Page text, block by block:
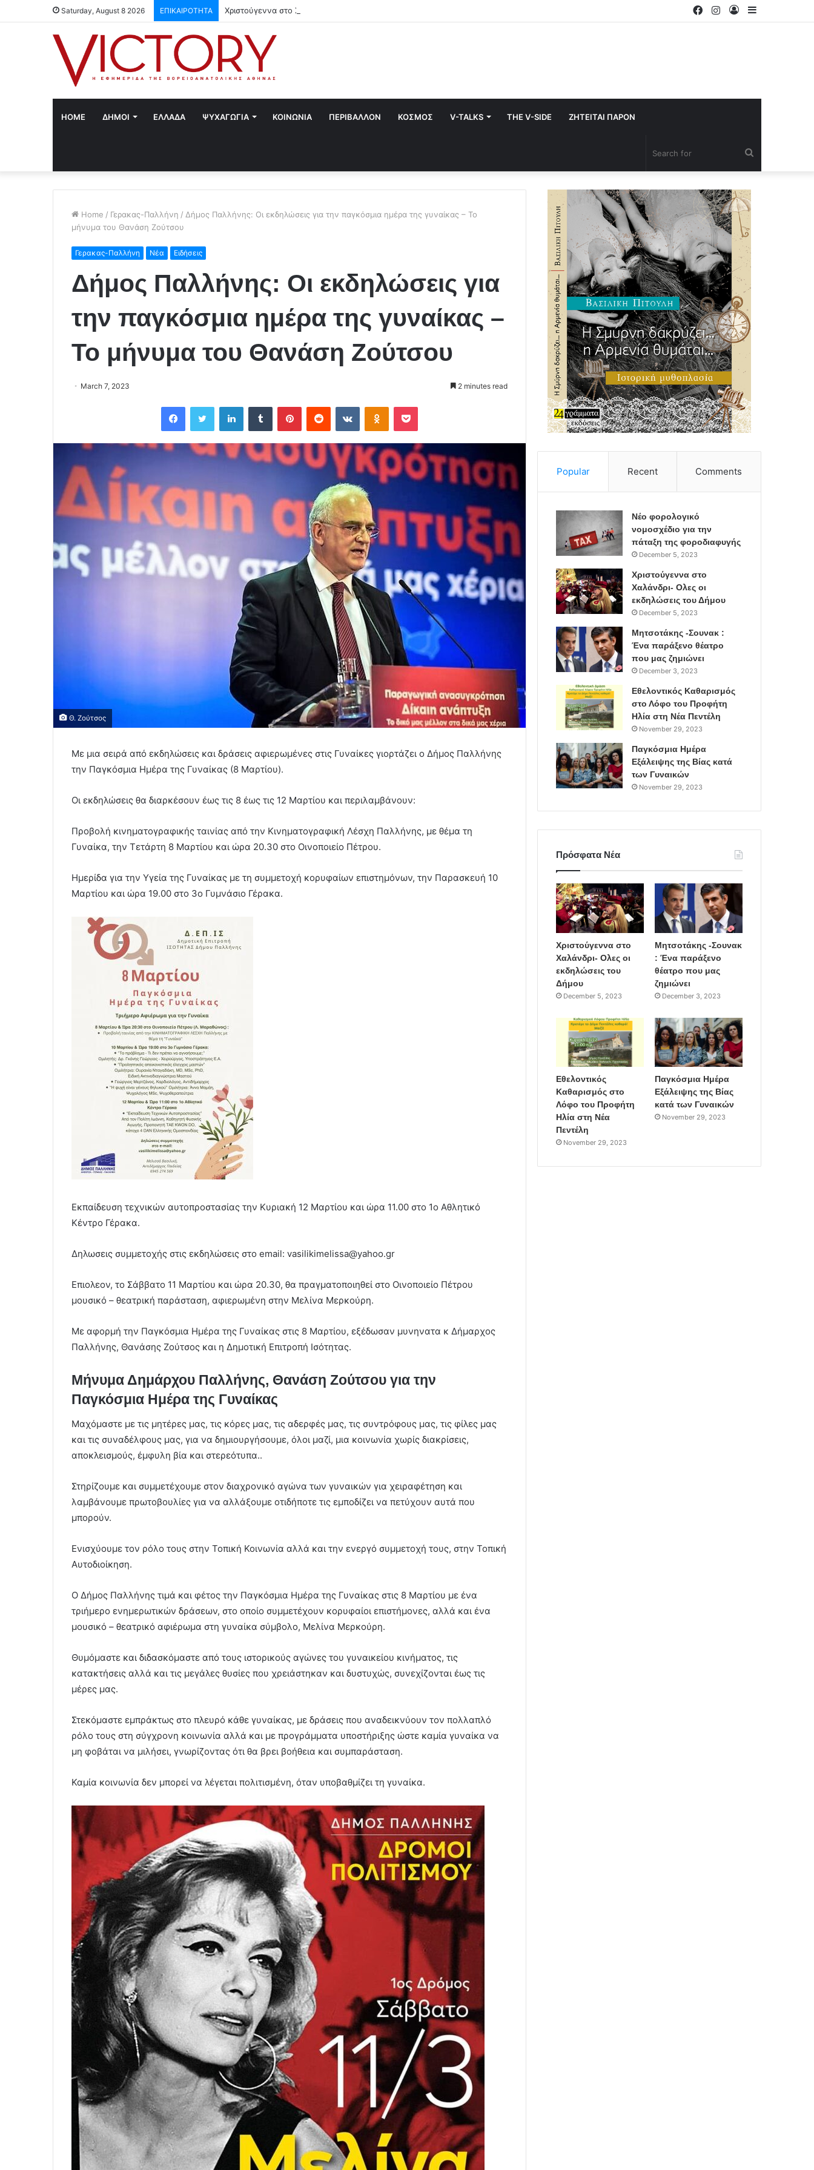
Saturday, August 8 2026 ΕΠΙΚΑΙΡΟΤΗΤΑ Χριστούγεννα στο Χαλάνδρι- Ολες οι εκδηλώσεις του Δήμου
Log
Instagram
Facebook
HOME ΔΗΜΟΙ ΕΛΛΑΔΑ ΨΥΧΑΓΩΓΙΑ ΚΟΙΝΩΝΙΑ ΠΕΡΙΒΑΛΛΟΝ ΚΟΣΜΟΣ V-TALKS THE V-SIDE ΖΗΤΕΙΤΑΙ ΠΑΡΟΝ
Home / Γερακας-Παλλήνη / Δήμος Παλλήνης: Οι εκδηλώσεις για την παγκόσμια ημέρα της γυναίκας – Το
μήνυμα του Θανάση Ζούτσου
Γερακας-Παλλήνη Νέα Ειδήσεις
Δήμος Παλλήνης: Οι εκδηλώσεις για
την παγκόσμια ημέρα της γυναίκας –
Το μήνυμα του Θανάση Ζούτσου
March 7, 2023 2 minutes read
Θ. Ζούτσος
Με μια σειρά από εκδηλώσεις και δράσεις αφιερωμένες στις Γυναίκες γιορτάζει ο Δήμος Παλλήνης
την Παγκόσμια Ημέρα της Γυναίκας (8 Μαρτίου).
Οι εκδηλώσεις θα διαρκέσουν έως τις 8 έως τις 12 Μαρτίου και περιλαμβάνουν:
Προβολή κινηματογραφικής ταινίας από την Κινηματογραφική Λέσχη Παλλήνης, με θέμα τη
Γυναίκα, την Τετάρτη 8 Μαρτίου και ώρα 20.30 στο Οινοποιείο Πέτρου.
Ημερίδα για την Υγεία της Γυναίκας με τη συμμετοχή κορυφαίων επιστημόνων, την Παρασκευή 10
Μαρτίου και ώρα 19.00 στο 3ο Γυμνάσιο Γέρακα.
Εκπαίδευση τεχνικών αυτοπροστασίας την Κυριακή 12 Μαρτίου και ώρα 11.00 στο 1ο Αθλητικό
Κέντρο Γέρακα.
Δηλωσεις συμμετοχής στις εκδηλώσεις στο email: vasilikimelissa@yahoo.gr
Επιολεον, το Σάββατο 11 Μαρτίου και ώρα 20.30, θα πραγματοποιηθεί στο Οινοποιείο Πέτρου
μουσικό – θεατρική παράσταση, αφιερωμένη στην Μελίνα Μερκούρη.
Με αφορμή την Παγκόσμια Ημέρα της Γυναίκας στις 8 Μαρτίου, εξέδωσαν μυνηνατα κ Δήμαρχος
Παλλήνης, Θανάσης Ζούτσος και η Δημοτική Επιτροπή Ισότητας.
Μήνυμα Δημάρχου Παλλήνης, Θανάση Ζούτσου για την
Παγκόσμια Ημέρα της Γυναίκας
Μαχόμαστε με τις μητέρες μας, τις κόρες μας, τις αδερφές μας, τις συντρόφους μας, τις φίλες μας
και τις συναδέλφους μας, για να δημιουργήσουμε, όλοι μαζί, μια κοινωνία χωρίς διακρίσεις,
αποκλεισμούς, έμφυλη βία και στερεότυπα..
Στηρίζουμε και συμμετέχουμε στον διαχρονικό αγώνα των γυναικών για χειραφέτηση και
λαμβάνουμε πρωτοβουλίες για να αλλάξουμε οτιδήποτε τις εμποδίζει να πετύχουν αυτά που
μπορούν.
Ενισχύουμε τον ρόλο τους στην Τοπική Κοινωνία αλλά και την ενεργό συμμετοχή τους, στην Τοπική
Αυτοδιοίκηση.
Ο Δήμος Παλλήνης τιμά και φέτος την Παγκόσμια Ημέρα της Γυναίκας στις 8 Μαρτίου με ένα
τριήμερο ενημερωτικών δράσεων, στο οποίο συμμετέχουν κορυφαίοι επιστήμονες, αλλά και ένα
μουσικό – θεατρικό αφιέρωμα στη γυναίκα σύμβολο, Μελίνα Μερκούρη.
Θυμόμαστε και διδασκόμαστε από τους ιστορικούς αγώνες του γυναικείου κινήματος, τις
κατακτήσεις αλλά και τις μεγάλες θυσίες που χρειάστηκαν και δυστυχώς, συνεχίζονται έως τις
μέρες μας.
Στεκόμαστε εμπράκτως στο πλευρό κάθε γυναίκας, με δράσεις που αναδεικνύουν τον πολλαπλό
ρόλο τους στη σύγχρονη κοινωνία αλλά και με προγράμματα υποστήριξης ώστε καμία γυναίκα να
μη φοβάται να μιλήσει, γνωρίζοντας ότι θα βρει βοήθεια και συμπαράσταση.
Καμία κοινωνία δεν μπορεί να λέγεται πολιτισμένη, όταν υποβαθμίζει τη γυναίκα.
Popular Recent Comments
Νέο φορολογικό
νομοσχέδιο για την
πάταξη της φοροδιαφυγής
December 5, 2023
Χριστούγεννα στο
Χαλάνδρι- Ολες οι
εκδηλώσεις του Δήμου
December 5, 2023
Μητσοτάκης -Σουνακ :
Ένα παράξενο θέατρο
που μας ζημιώνει
December 3, 2023
Εθελοντικός Καθαρισμός
στο Λόφο του Προφήτη
Ηλία στη Νέα Πεντέλη
November 29, 2023
Παγκόσμια Ημέρα
Εξάλειψης της Βίας κατά
των Γυναικών
November 29, 2023
Πρόσφατα Νέα
Χριστούγεννα στο
Χαλάνδρι- Ολες οι
εκδηλώσεις του
Δήμου
December 5, 2023
Μητσοτάκης -Σουνακ
: Ένα παράξενο
θέατρο που μας
ζημιώνει
December 3, 2023
Εθελοντικός
Καθαρισμός στο
Λόφο του Προφήτη
Ηλία στη Νέα
Πεντέλη
November 29, 2023
Παγκόσμια Ημέρα
Εξάλειψης της Βίας
κατά των Γυναικών
November 29, 2023